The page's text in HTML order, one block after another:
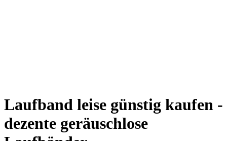
Laufband leise günstig kaufen -
dezente geräuschlose